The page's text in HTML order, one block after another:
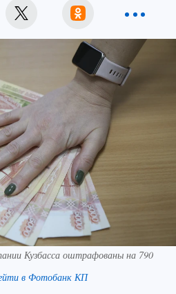
Кузбасса оштрафованы на 790
в Фотобанк КП